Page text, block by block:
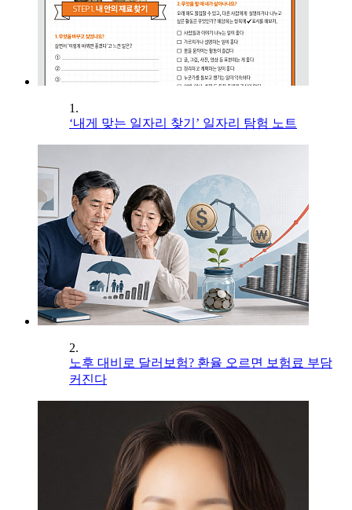
1.
‘내게 맞는 일자리 찾기’ 일자리 탐험 노트
2.
노후 대비로 달러보험? 환율 오르면 보험료 부담
커진다